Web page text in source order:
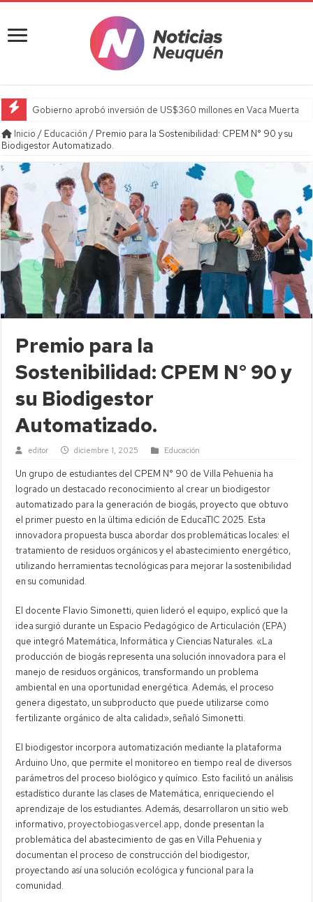
Gobierno aprobó inversión de US$360 millones en Vaca Muerta
Inicio / Educación / Premio para la Sostenibilidad: CPEM N° 90 y su
Biodigestor Automatizado.
Premio para la
Sostenibilidad: CPEM N° 90 y
su Biodigestor
Automatizado.
editor diciembre 1, 2025 Educación
Un grupo de estudiantes del CPEM N° 90 de Villa Pehuenia ha
logrado un destacado reconocimiento al crear un biodigestor
automatizado para la generación de biogás, proyecto que obtuvo
el primer puesto en la última edición de EducaTIC 2025. Esta
innovadora propuesta busca abordar dos problemáticas locales: el
tratamiento de residuos orgánicos y el abastecimiento energético,
utilizando herramientas tecnológicas para mejorar la sostenibilidad
en su comunidad.
El docente Flavio Simonetti, quien lideró el equipo, explicó que la
idea surgió durante un Espacio Pedagógico de Articulación (EPA)
que integró Matemática, Informática y Ciencias Naturales. «La
producción de biogás representa una solución innovadora para el
manejo de residuos orgánicos, transformando un problema
ambiental en una oportunidad energética. Además, el proceso
genera digestato, un subproducto que puede utilizarse como
fertilizante orgánico de alta calidad», señaló Simonetti.
El biodigestor incorpora automatización mediante la plataforma
Arduino Uno, que permite el monitoreo en tiempo real de diversos
parámetros del proceso biológico y químico. Esto facilitó un análisis
estadístico durante las clases de Matemática, enriqueciendo el
aprendizaje de los estudiantes. Además, desarrollaron un sitio web
informativo, proyectobiogas.vercel.app, donde presentan la
problemática del abastecimiento de gas en Villa Pehuenia y
documentan el proceso de construcción del biodigestor,
proyectando así una solución ecológica y funcional para la
comunidad.